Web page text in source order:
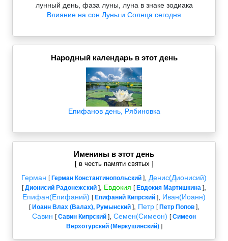
лунный день, фаза луны, луна в знаке зодиака
Влияние на сон Луны и Солнца сегодня
Народный календарь в этот день
Епифанов день, Рябиновка
Именины в этот день
[ в честь памяти святых ]
Герман [ Герман Константинопольский ] Денис(Дионисий)
[Дионисий Радонежский ] Евдокия [ Евдокия Мартишкина ]
Епифан(Епифаний) [ Епифаний Кипрский ] Иван(Иоанн)
[ Иоанн Влах (Валах), Румынский], Петр [ Петр Попов],
Савин [Савин Кипрский ] Семен(Симеон) [Симеон
Верхотурский (Меркушинский)]